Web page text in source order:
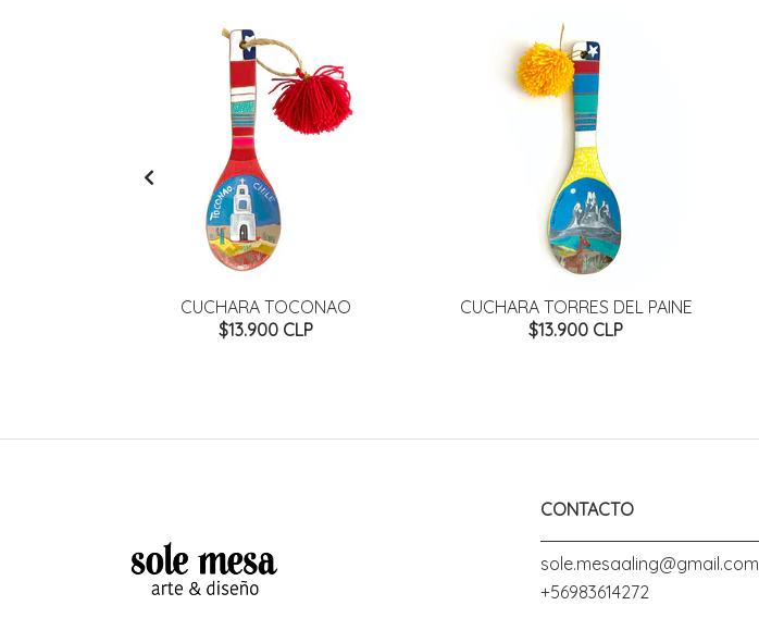
CUCHARA TOCONAO
$13.900 CLP
CUCHARA TORRES DEL PAINE
$13.900 CLP
CONTACTO
sole.mesaaling@gmail.com
+56983614272